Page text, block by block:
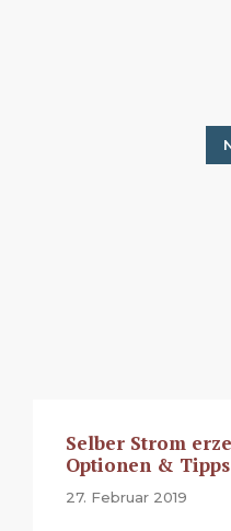
Selber Strom
Optionen & Tipps
27. Februar 2019